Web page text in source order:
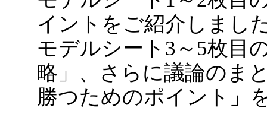
イントをご紹介しまし
モデルシート3～5枚目
略」、さらに議論のま
勝つためのポイント」